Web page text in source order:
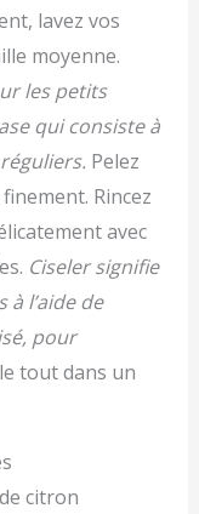
lavez vos
moyenne.
les petits
qui consiste à
Pelez
Rincez
avec
Ciseler signifie
l’aide de
pour
tout dans un
citron